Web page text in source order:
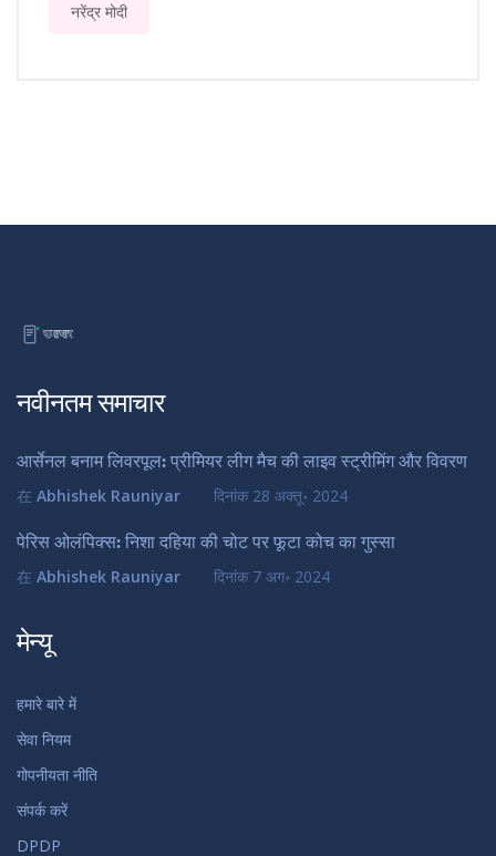
नरेंद्र मोदी
नवीनतम समाचार
आर्सेनल बनाम लिवरपूल: प्रीमियर लीग मैच की लाइव स्ट्रीमिंग और विवरण
在 Abhishek Rauniyar दिनांक 28 अक्तू॰ 2024
पेरिस ओलंपिक्स: निशा दहिया की चोट पर फूटा कोच का गुस्सा
在 Abhishek Rauniyar दिनांक 7 अग॰ 2024
मेन्यू
हमारे बारे में
सेवा नियम
गोपनीयता नीति
संपर्क करें
DPDP